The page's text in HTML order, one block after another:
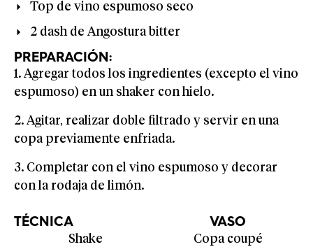
Top de vino espumoso seco
2 dash de Angostura bitter
PREPARACIÓN:
1. Agregar todos los ingredientes (excepto el vino
espumoso) en un shaker con hielo.
2. Agitar, realizar doble filtrado y servir en una
copa previamente enfriada.
3. Completar con el vino espumoso y decorar
con la rodaja de limón.
TÉCNICA
Shake
VASO
Copa coupé